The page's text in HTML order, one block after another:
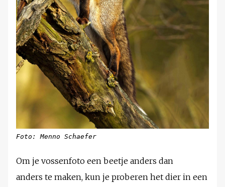
Foto: Menno Schaefer
Om je vossenfoto een beetje anders dan
anders te maken, kun je proberen het dier in een